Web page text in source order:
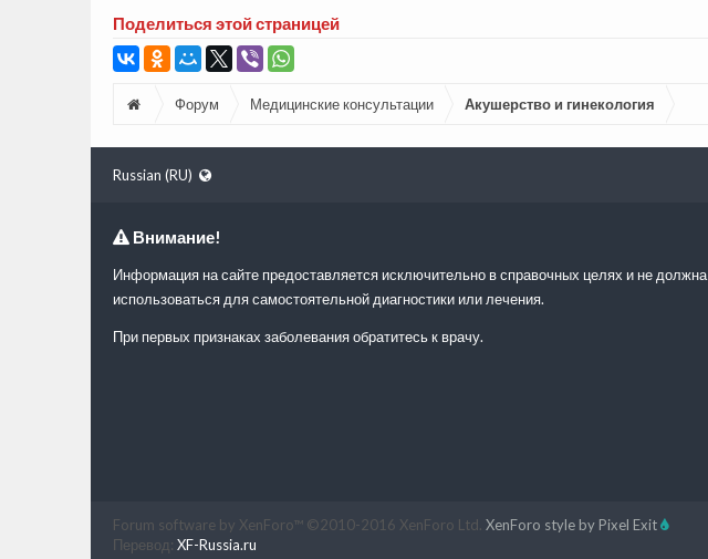
Поделиться этой страницей
Форум Медицинские консультации Акушерство и гинекология
Russian (RU)
Внимание!
Информация на сайте предоставляется исключительно в справочных целях и не должна
использоваться для самостоятельной диагностики или лечения.
При первых признаках заболевания обратитесь к врачу.
Forum software by XenForo™ ©2010-2016 XenForo Ltd. XenForo style by Pixel Exit
Перевод: XF-Russia.ru